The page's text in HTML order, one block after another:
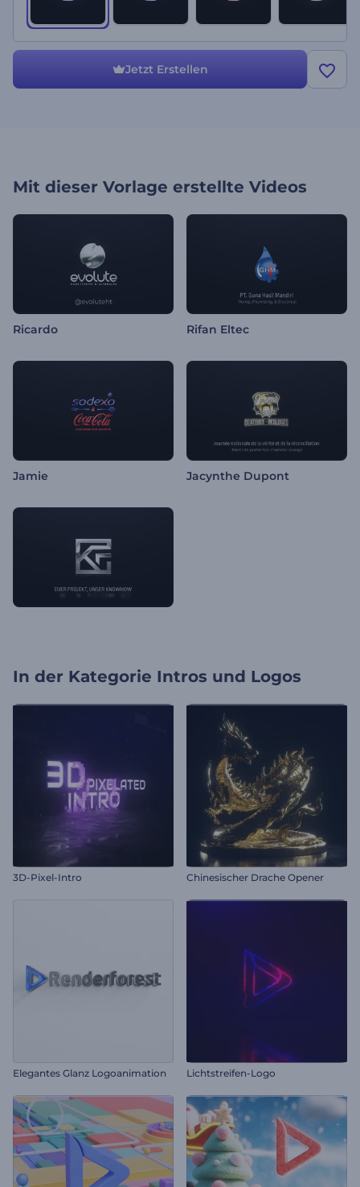
Jetzt Erstellen
Mit dieser Vorlage erstellte Videos
Ricardo Rifan Eltec
Jamie Jacynthe Dupont
In der Kategorie Intros und Logos
3D-Pixel-Intro Chinesischer Drache Opener
Elegantes Glanz Logoanimation Lichtstreifen-Logo